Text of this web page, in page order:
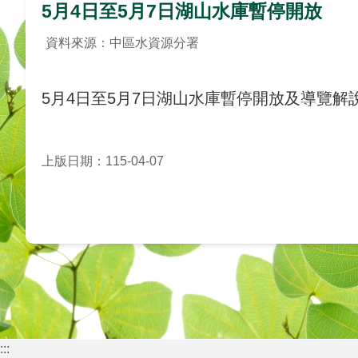
5月4日至5月7日湖山水庫暫停開放
資料來源：中區水資源分署
5月4日至5月7日湖山水庫暫停開放及導覽解
上版日期：115-04-07
:::